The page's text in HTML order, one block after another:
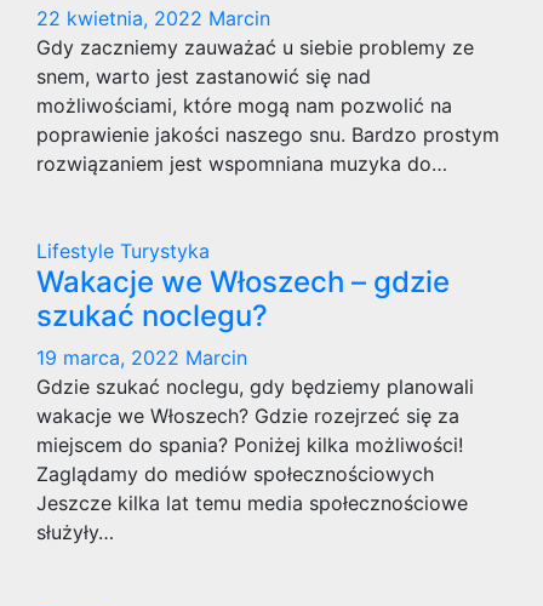
22 kwietnia, 2022 Marcin
Gdy zaczniemy zauważać u siebie problemy ze
snem, warto jest zastanowić się nad
możliwościami, które mogą nam pozwolić na
poprawienie jakości naszego snu. Bardzo prostym
rozwiązaniem jest wspomniana muzyka do…
Lifestyle Turystyka
Wakacje we Włoszech – gdzie
szukać noclegu?
19 marca, 2022 Marcin
Gdzie szukać noclegu, gdy będziemy planowali
wakacje we Włoszech? Gdzie rozejrzeć się za
miejscem do spania? Poniżej kilka możliwości!
Zaglądamy do mediów społecznościowych
Jeszcze kilka lat temu media społecznościowe
służyły…